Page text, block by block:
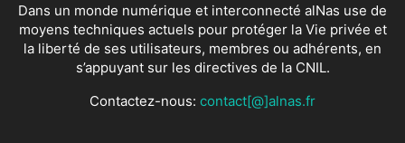
Dans un monde numérique et interconnecté alNas use de
moyens techniques actuels pour protéger la Vie privée et
la liberté de ses utilisateurs, membres ou adhérents, en
s’appuyant sur les directives de la CNIL.
Contactez-nous: contact[@]alnas.fr